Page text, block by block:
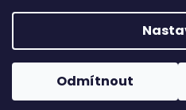
Odmítnout
Copyright 2026
práva